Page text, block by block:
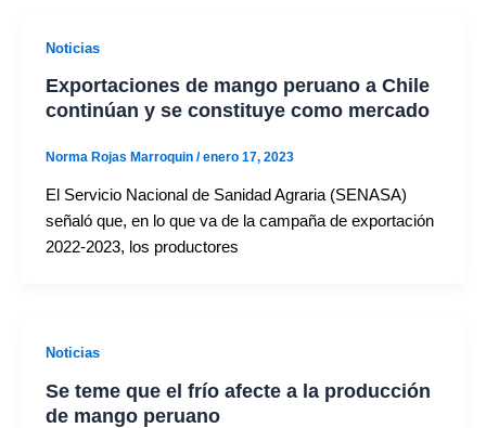
Noticias
Exportaciones de mango peruano a Chile
continúan y se constituye como mercado
Norma Rojas Marroquin /enero 17, 2023
El Servicio Nacional de Sanidad Agraria (SENASA)
señaló que, en lo que va de la campaña de exportación
2022-2023, los productores
Noticias
Se teme que el frío afecte a la producción
de mango peruano